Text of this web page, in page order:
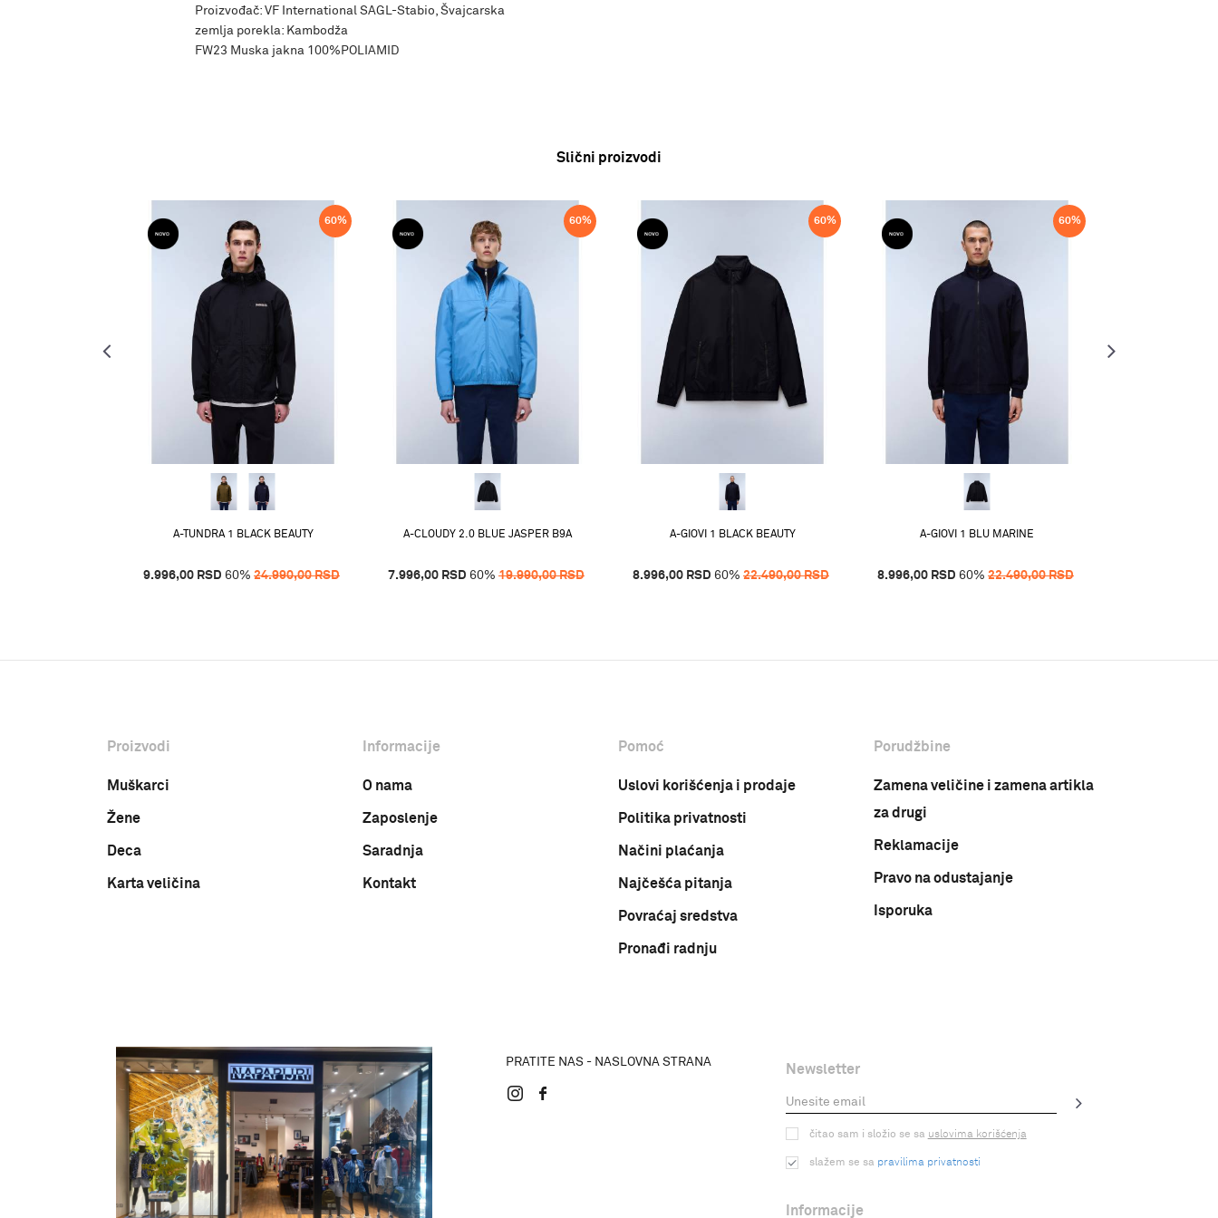
Proizvođač: VF International SAGL-Stabio, Švajcarska
zemlja porekla: Kambodža
FW23 Muska jakna 100%POLIAMID
Slični proizvodi
60%
A-TUNDRA 1 BLACK BEAUTY
9.996,00 RSD 60% 24.990,00RSD
60%
A-CLOUDY 2.0 BLUE JASPER B9A
7.996,00 RSD 60% 19.990,00RSD
60%
A-GIOVI 1 BLACK BEAUTY
8.996,00 RSD 60% 22.490,00RSD
60%
A-GIOVI 1 BLU MARINE
8.996,00 RSD 60% 22.490,00RSD
Proizvodi
Muškarci
Žene
Deca
Karta veličina
Informacije
O nama
Zaposlenje
Saradnja
Kontakt
Pomoć
Uslovi korišćenja i prodaje
Politika privatnosti
Načini plaćanja
Najčešća pitanja
Povraćaj sredstva
Pronađi radnju
Porudžbine
Zamena veličine i zamena artikla
za drugi
Reklamacije
Pravo na odustajanje
Isporuka
PRATITE NAS - NASLOVNA STRANA Newsletter
čitao sam i složio se sa uslovima korišćenja
slažem se sa pravilima privatnosti
Informacije